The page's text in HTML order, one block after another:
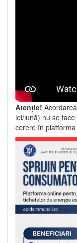
Atenție!
lei/lună) nu se
cerere în